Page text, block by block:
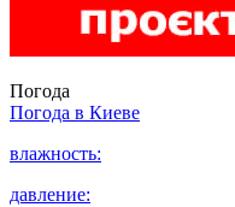
Погода
Погода в Киеве
влажность:
давление: